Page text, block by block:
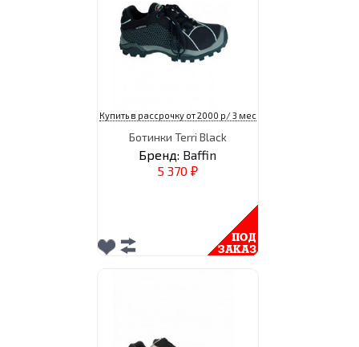
Купить в рассрочку от 2000 р/ 3 мес
Ботинки Terri Black
Бренд: Baffin
5 370 ₽